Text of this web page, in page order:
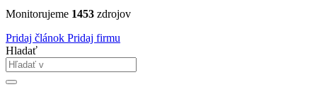
Monitorujeme 1453 zdrojov
Pridaj článok Pridaj firmu
Hladať